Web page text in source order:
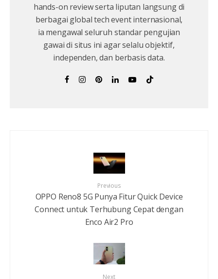
hands-on review serta liputan langsung di
berbagai global tech event internasional,
ia mengawal seluruh standar pengujian
gawai di situs ini agar selalu objektif,
independen, dan berbasis data.
Previous
OPPO Reno8 5G Punya Fitur Quick Device
Connect untuk Terhubung Cepat dengan
Enco Air2 Pro
Next